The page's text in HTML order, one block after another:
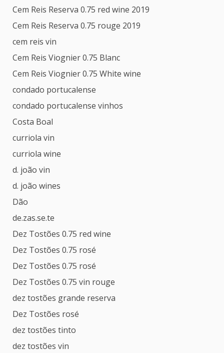
Cem Reis Reserva 0.75 red wine 2019
Cem Reis Reserva 0.75 rouge 2019
cem reis vin
Cem Reis Viognier 0.75 Blanc
Cem Reis Viognier 0.75 White wine
condado portucalense
condado portucalense vinhos
Costa Boal
curriola vin
curriola wine
d. joão vin
d. joão wines
Dão
de.zas.se.te
Dez Tostões 0.75 red wine
Dez Tostões 0.75 rosé
Dez Tostões 0.75 rosé
Dez Tostões 0.75 vin rouge
dez tostões grande reserva
Dez Tostões rosé
dez tostões tinto
dez tostões vin